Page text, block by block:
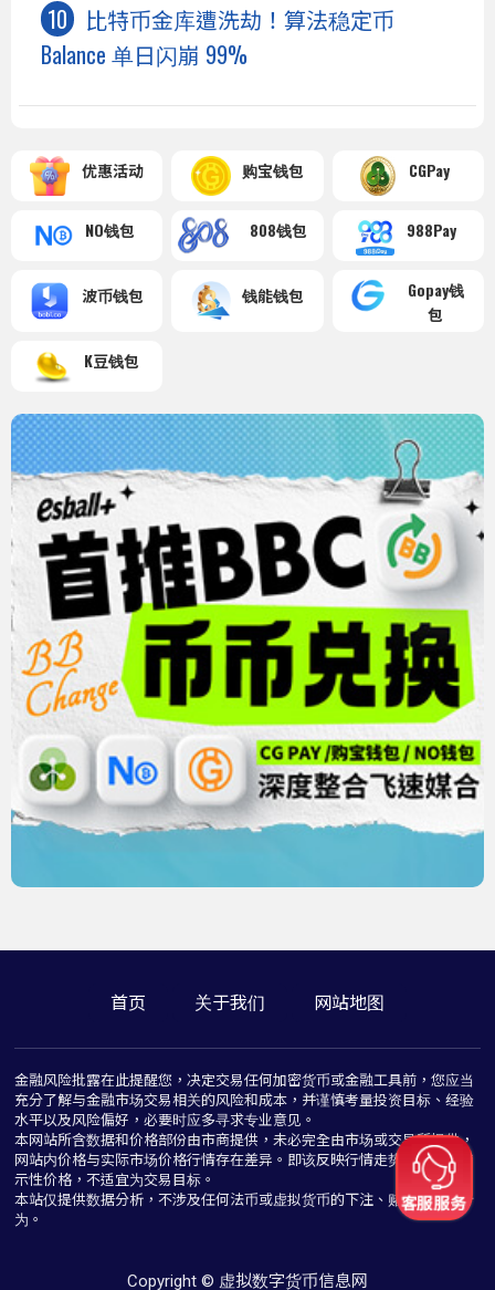
比特币金库遭洗劫！算法稳定币
Balance 单日闪崩 99%
优惠活动 购宝钱包 CGPay
NO钱包 808钱包 988Pay
波币钱包 钱能钱包
Gopay钱
包
K豆钱包
首页 关于我们 网站地图
金融风险批露在此提醒您，决定交易任何加密货币或金融工具前，您应当
充分了解与金融市场交易相关的风险和成本，并谨慎考量投资目标、经验
水平以及风险偏好，必要时应多寻求专业意见。
本网站所含数据和价格部份由市商提供，未必完全由市场或交易所提供，
网站内价格与实际市场价格行情存在差异。即该反映行情走势价格仅为指
示性价格，不适宜为交易目标。
本站仅提供数据分析，不涉及任何法币或虚拟货币的下注、赌博与推介行
为。
Copyright © 虚拟数字货币信息网